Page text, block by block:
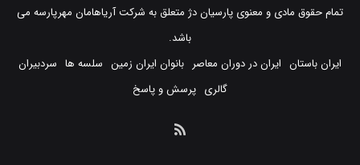
تمام حقوق مادی و معنوی پارسیان دژ متعلق به شرکت آریاهامان مهرپارسه می
باشد.
ایران باستان ایران در دوران معاصر بانوان ایران زمین سلسه ها سردبیران
گالری پرسش و پاسخ
خوراک